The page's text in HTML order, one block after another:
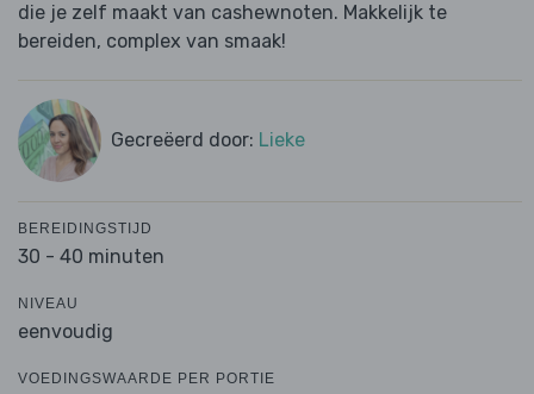
die je zelf maakt van cashewnoten. Makkelijk te
bereiden, complex van smaak!
Gecreëerd door: Lieke
BEREIDINGSTIJD
30 - 40 minuten
NIVEAU
eenvoudig
VOEDINGSWAARDE PER PORTIE